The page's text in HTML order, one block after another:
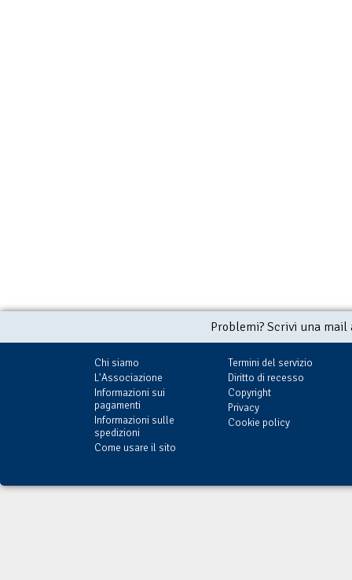
Problemi? Scrivi una
Chi siamo
L'Associazione
Informazioni sui
pagamenti
Informazioni sulle
spedizioni
Come usare il sito
Termini del servizio
Diritto di recesso
Copyright
Privacy
Cookie policy